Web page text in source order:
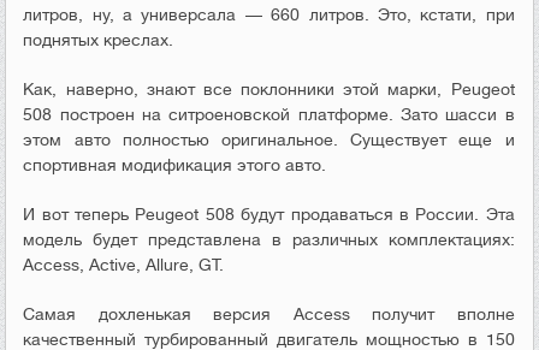
литров, ну, а универсала — 660 литров. Это, кстати, при
поднятых креслах.
Как, наверно, знают все поклонники этой марки, Peugeot
508 построен на ситроеновской платформе. Зато шасси в
этом авто полностью оригинальное. Существует еще и
спортивная модификация этого авто.
И вот теперь Peugeot 508 будут продаваться в России. Эта
модель будет представлена в различных комплектациях:
Access, Active, Allure, GT.
Самая дохленькая версия Access получит вполне
качественный турбированный двигатель мощностью в 150